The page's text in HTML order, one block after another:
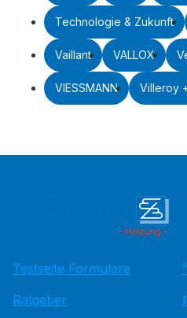
Technologie & Zukunft
Vaillant VALLOX
VIESSMANN Villeroy
Testseite Formulare
Ratgeber